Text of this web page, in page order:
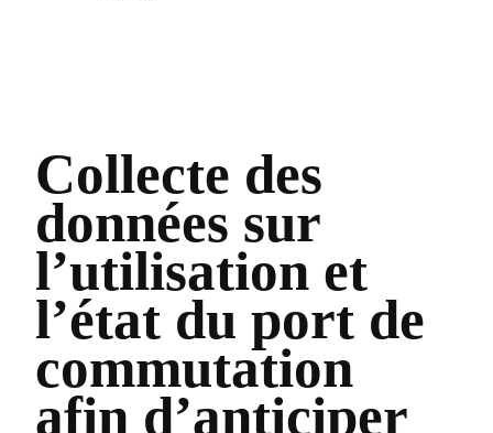
Collecte des
données sur
l’utilisation et
l’état du port de
commutation
afin d’anticiper